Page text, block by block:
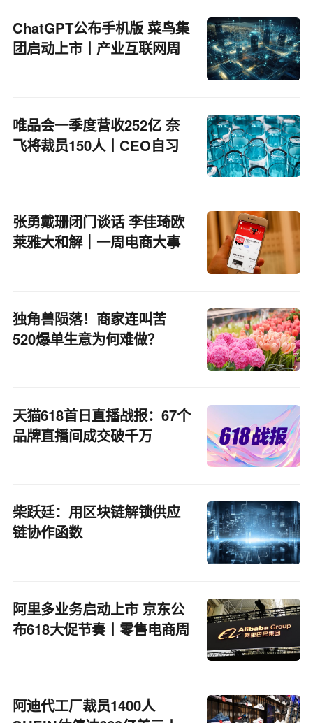
ChatGPT公布手机版 菜鸟集
团启动上市丨产业互联网周
唯品会一季度营收252亿 奈
飞将裁员150人丨CEO自习
张勇戴珊闭门谈话 李佳琦欧
莱雅大和解｜一周电商大事
独角兽陨落！商家连叫苦
520爆单生意为何难做？
天猫618首日直播战报：67个
品牌直播间成交破千万
柴跃廷：用区块链解锁供应
链协作函数
阿里多业务启动上市 京东公
布618大促节奏丨零售电商周
阿迪代工厂裁员1400人